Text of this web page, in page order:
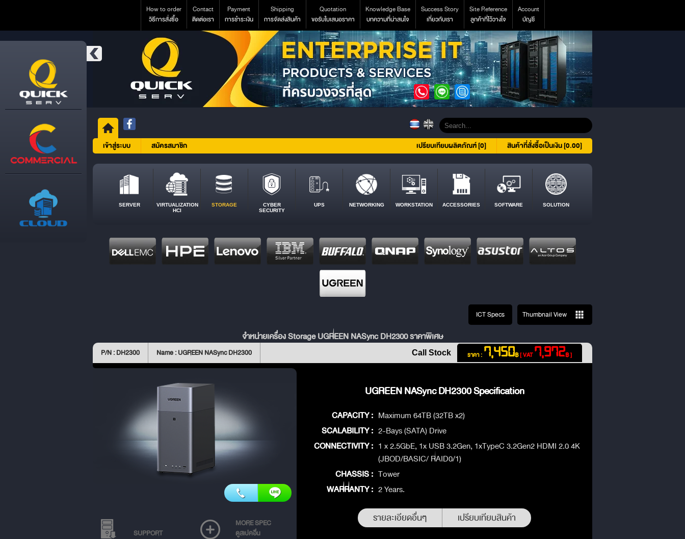
How to order
วิธีการสั่งซื้อ
Contact
ติดต่อเรา
Payment
การชำระเงิน
Shipping
การจัดส่งสินค้า
Quotation
ขอรับใบเสนอราคา
Knowledge Base
บทความที่น่าสนใจ
Success Story
เกี่ยวกับเรา
Site Reference
ลูกค้าที่ไว้วางใจ
Account
บัญชี
เข้าสู่ระบบ สมัครสมาชิก สินค้าที่สั่งซื้อเป็นเงิน [0.00]
เปรียบเทียบผลิตภัณฑ์ [0]
SERVER
VIRTUALIZATION
HCI
STORAGE
CYBER
SECURITY
UPS NETWORKING WORKSTATION ACCESSORIES SOFTWARE SOLUTION
ICT Specs Thumbnail View
จำหน่ายเครื่อง Storage UGREEN NASync DH2300 ราคาพิเศษ
P/N : DH2300 Name : UGREEN NASync DH2300 ราคา : 7,450฿[ VAT7,972฿ ]
Call Stock
SUPPORT
MORE SPEC
ดูสเปคอื่น
UGREEN NASync DH2300 Specification
CAPACITY : Maximum 64TB (32TB x2)
SCALABILITY : 2-Bays (SATA) Drive
CONNECTIVITY : 1 x 2.5GbE, 1x USB 3.2Gen, 1xTypeC 3.2Gen2 HDMI 2.0 4K
(JBOD/BASIC/ RAID0/1)
CHASSIS : Tower
WARRANTY : 2 Years.
รายละเอียดอื่นๆ เปรียบเทียบสินค้า